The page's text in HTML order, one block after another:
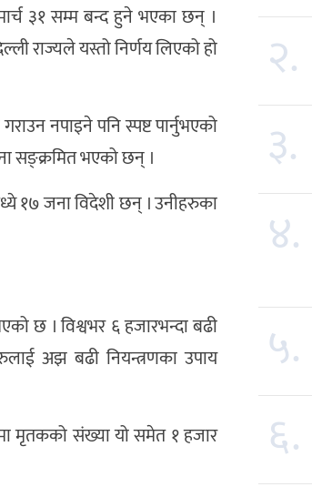
३१ सम्म बन्द हुने भएका छन् ।
राज्यले यस्तो निर्णय लिएको हो
नपाइने पनि स्पष्ट पार्नुभएको
सङ्क्रमित भएको छन् ।
१७ जना विदेशी छन् । उनीहरुका
छ । विश्वभर ६ हजारभन्दा बढी
अझ बढी नियन्त्रणका उपाय
मृतकको संख्या यो समेत १ हजार
२.
३.
४.
५.
६.